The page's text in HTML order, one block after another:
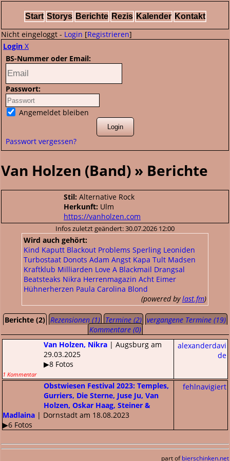
Start Storys Berichte Rezis Kalender Kontakt
Nicht eingeloggt - Login [Registrieren]
Login X
BS-Nummer oder Email:
Passwort:
Angemeldet bleiben
Passwort vergessen?
Van Holzen (Band) » Berichte
Stil: Alternative Rock
Herkunft: Ulm
https://vanholzen.com
Infos zuletzt geändert: 30.07.2026 12:00
Wird auch gehört:
Kind Kaputt Blackout Problems Sperling Leoniden
Turbostaat Donots Adam Angst Kapa Tult Madsen
Kraftklub Milliarden Love A Blackmail Drangsal
Beatsteaks Nikra Herrenmagazin Acht Eimer
Hühnerherzen Paula Carolina Blond
(powered bylast.fm)
Berichte (2) Rezensionen (1) Termine (2) vergangene Termine (19)
Kommentare (0)
alexanderdavi
de
Van Holzen, Nikra | Augsburg am
29.03.2025
▶8 Fotos
1 Kommentar
fehlnavigiert
Obstwiesen Festival 2023: Temples,
Gurriers, Die Sterne, Juse Ju, Van
Holzen, Oskar Haag, Steiner &
Madlaina | Dornstadt am 18.08.2023
▶6 Fotos
part of bierschinken.net